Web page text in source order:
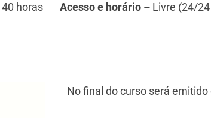
40 horas Acesso e horário – Livre (24/
No final do curso será